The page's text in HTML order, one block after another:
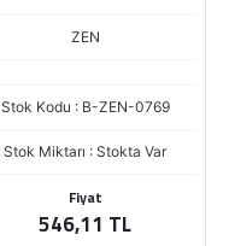
ZEN
Stok Kodu : B-ZEN-0769
Stok Miktarı : Stokta Var
Fiyat
546,11 TL